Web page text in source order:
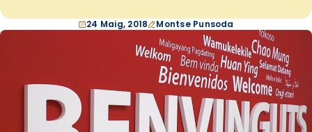
24 Maig, 2018 Montse Punsoda